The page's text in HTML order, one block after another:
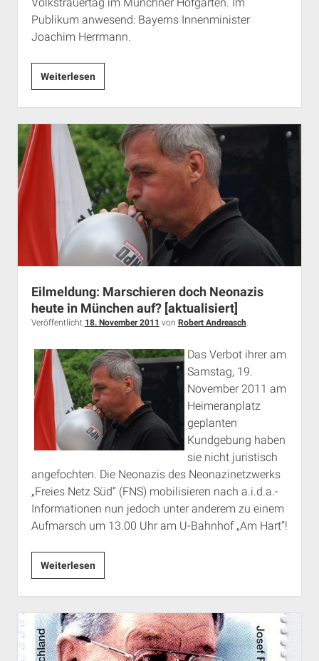
Publikum anwesend: Bayerns Innenminister
Joachim Herrmann.
WeiterlesenRechtsum
im
Hofgarten
Eilmeldung: Marschieren doch Neonazis
heute in München auf? [aktualisiert]
Veröffentlicht 18. November 2011 von Robert Andreasch.
Das Verbot ihrer am
Samstag, 19.
November 2011 am
Heimeranplatz
geplanten
Kundgebung haben
sie nicht juristisch
angefochten. Die Neonazis des Neonazinetzwerks
„Freies Netz Süd“ (FNS) mobilisieren nach a.i.d.a.-
Informationen nun jedoch unter anderem zu einem
Aufmarsch um 13.00 Uhr am U-Bahnhof „Am Hart“!
WeiterlesenEilmeldung:
Marschieren
doch
Neonazis
heute
in